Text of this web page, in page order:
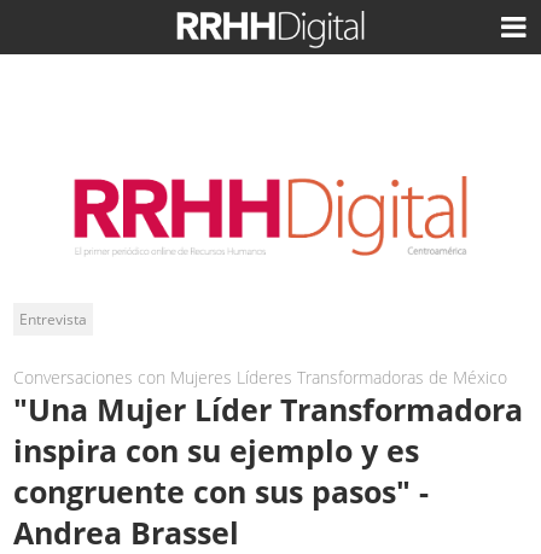
Entrevista
Conversaciones con Mujeres Líderes Transformadoras de México
"Una Mujer Líder Transformadora
inspira con su ejemplo y es
congruente con sus pasos" -
Andrea Brassel